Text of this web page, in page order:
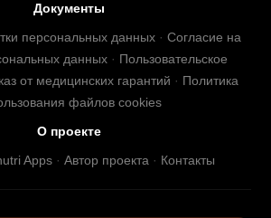
Документы
персональных данных· Согласие на
данных · Пользовательское
от медицинских гарантий · Политика
файлов cookies
О проекте
Apps· Автор проекта · Контакты